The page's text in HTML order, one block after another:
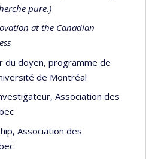
pure.)
at the Canadian
du doyen, programme de
de Montréal
Association des
Association des